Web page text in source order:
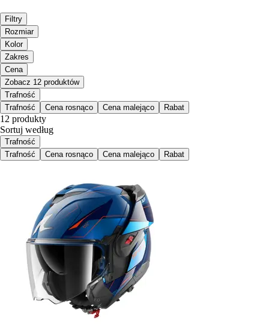
Filtry
Rozmiar
Kolor
Zakres
Cena
Zobacz 12 produktów
Trafność
Trafność
Cena rosnąco Cena malejąco Rabat
12 produkty
Sortuj według
Trafność
Trafność
Cena rosnąco Cena malejąco Rabat